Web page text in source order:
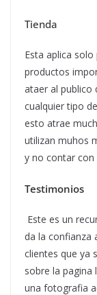
Tienda
Esta aplica
productos
ataer al publico
cualquier tipo
esto atrae
utilizan muhos
y no contar con
Testimonios
Este es un
da la confianza
clientes que ya
sobre la pagina
una fotografia